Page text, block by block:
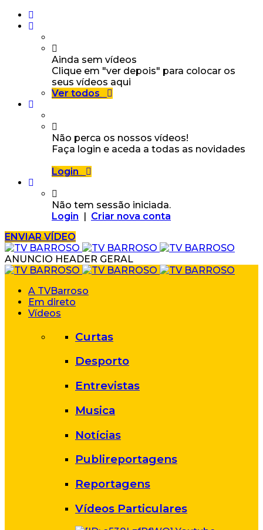
Ainda sem vídeos
Clique em "ver depois" para colocar os
seus vídeos aqui
Ver todos
Não perca os nossos vídeos!
Faça login e aceda a todas as novidades
Login
Não tem sessão iniciada.
Login | Criar nova conta
ENVIAR VÍDEO
ANUNCIO HEADER GERAL
A TVBarroso
Em direto
Vídeos
Curtas
Desporto
Entrevistas
Musica
Notícias
Publireportagens
Reportagens
Vídeos Particulares